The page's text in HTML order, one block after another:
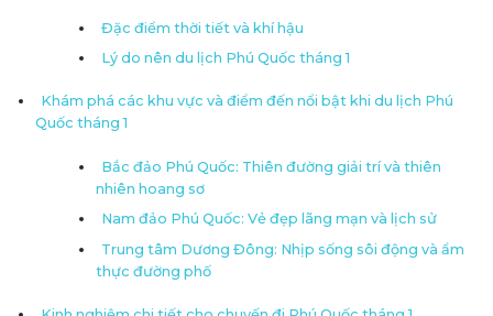
Đặc điểm thời tiết và khí hậu
Lý do nên du lịch Phú Quốc tháng 1
Khám phá các khu vực và điểm đến nổi bật khi du lịch Phú
Quốc tháng 1
Bắc đảo Phú Quốc: Thiên đường giải trí và thiên
nhiên hoang sơ
Nam đảo Phú Quốc: Vẻ đẹp lãng mạn và lịch sử
Trung tâm Dương Đông: Nhịp sống sôi động và ẩm
thực đường phố